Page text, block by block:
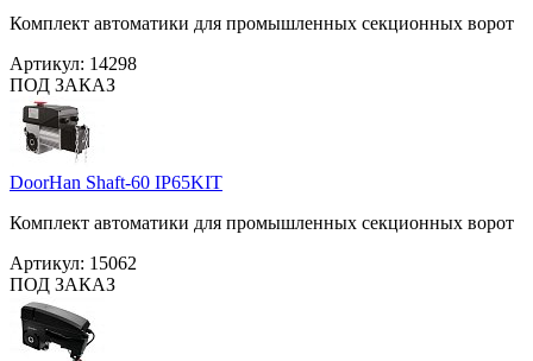
Комплект автоматики для промышленных секционных ворот
Артикул: 14298
ПОД ЗАКАЗ
DoorHan Shaft-60 IP65KIT
Комплект автоматики для промышленных секционных ворот
Артикул: 15062
ПОД ЗАКАЗ